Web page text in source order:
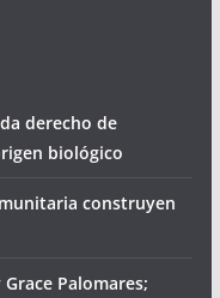
derecho de
biológico
construyen
Palomares;